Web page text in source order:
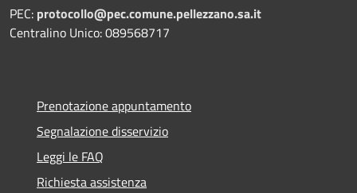
PEC: protocollo@pec.comune.pellezzano.sa.it
Centralino Unico: 089568717
Prenotazione appuntamento
Segnalazione disservizio
Leggi le FAQ
Richiesta assistenza